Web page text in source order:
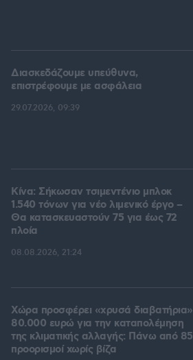
Διασκεδάζουμε υπεύθυνα,
επιστρέφουμε με ασφάλεια
29.07.2026, 09:39
Κίνα: Σήκωσαν τσιμεντένιο μπλοκ
1.540 τόνων για νέο λιμενικό έργο –
Θα κατασκευαστούν 75 για έως 72
πλοία
08.08.2026, 21:24
Χώρα προσφέρει «χρυσά διαβατήρια»
80.000 ευρώ για την καταπολέμηση
της κλιματικής αλλαγής: Πάνω από 85
προορισμοί χωρίς βίζα